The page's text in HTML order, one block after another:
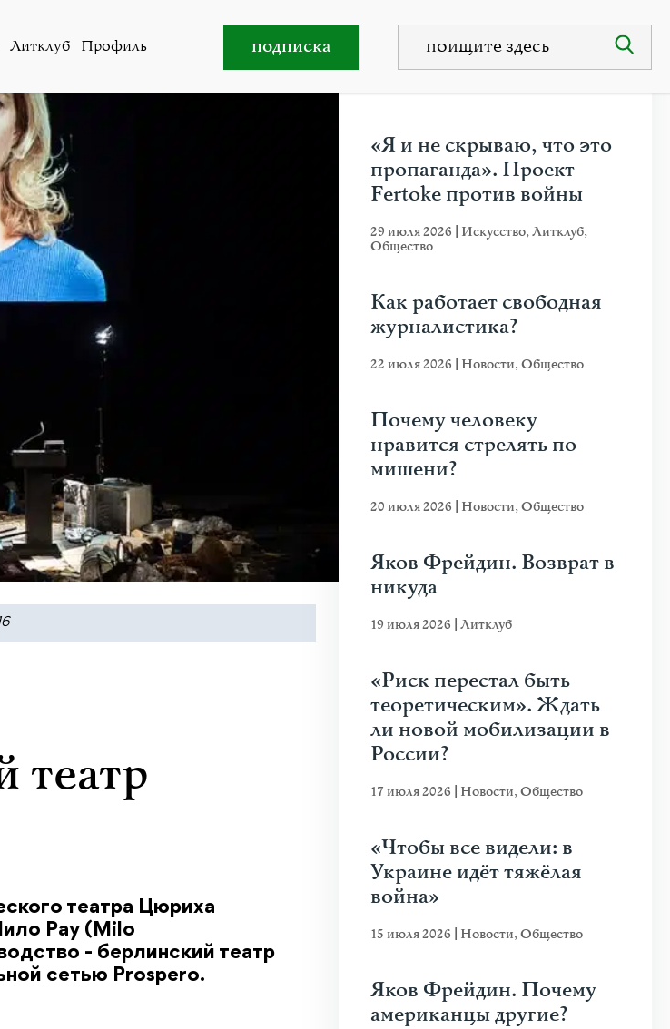
Литклуб Профиль подписка
Рау: политический театр нашего времени
театр
театра Цюриха
Рау (Milo
- берлинский театр
сетью Prospero.
«Я и не скрываю, что это
пропаганда». Проект
Fertoke против войны
29 июля 2026 Искусство,Литклуб,
Общество
Как работает свободная
журналистика?
22 июля 2026 Новости,Общество
Почему человеку
нравится стрелять по
мишени?
20 июля 2026 Новости,Общество
Яков Фрейдин. Возврат в
никуда
19 июля 2026 Литклуб
«Риск перестал быть
теоретическим». Ждать
ли новой мобилизации в
России?
17 июля 2026 Новости,Общество
«Чтобы все видели: в
Украине идёт тяжёлая
война»
15 июля 2026 Новости,Общество
Яков Фрейдин. Почему
американцы другие?